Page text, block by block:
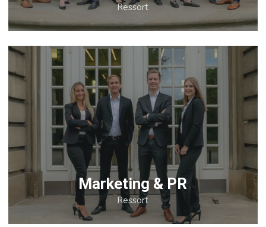
Ressort
Marketing & PR
Ressort